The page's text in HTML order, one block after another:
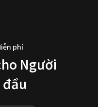
phí
Người